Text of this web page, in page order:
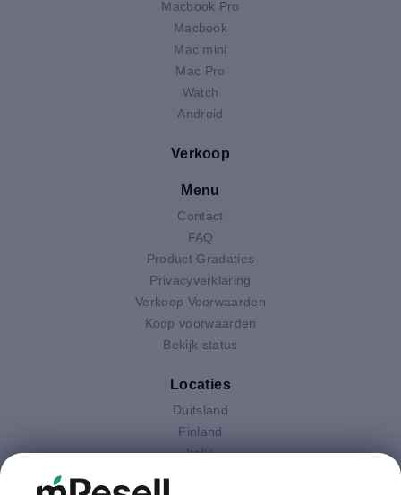
Macbook Pro
Macbook
Mac mini
Mac Pro
Watch
Android
Verkoop
Menu
Contact
FAQ
Product Gradaties
Privacyverklaring
Verkoop Voorwaarden
Koop voorwaarden
Bekijk status
Locaties
Duitsland
Finland
Italië